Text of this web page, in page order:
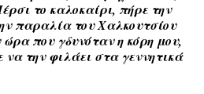
το καλοκαίρι, πήρε την
παραλία του Χαλκουτσίου
που γδυνόταν η κόρη μου,
να την φιλάει στα γεννητικά